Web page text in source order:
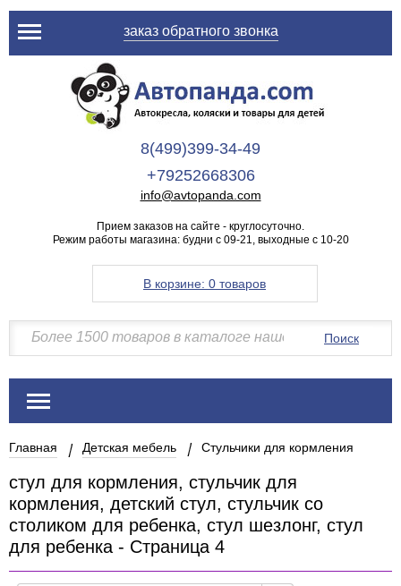
заказ обратного звонка
8(499)399-34-49
+79252668306
info@avtopanda.com
Прием заказов на сайте - круглосуточно.
Режим работы магазина: будни с 09-21, выходные с 10-20
В корзине: 0 товаров
Поиск
Главная Детская мебель Стульчики для кормления
стул для кормления, стульчик для
кормления, детский стул, стульчик со
столиком для ребенка, стул шезлонг, стул
для ребенка - Страница 4